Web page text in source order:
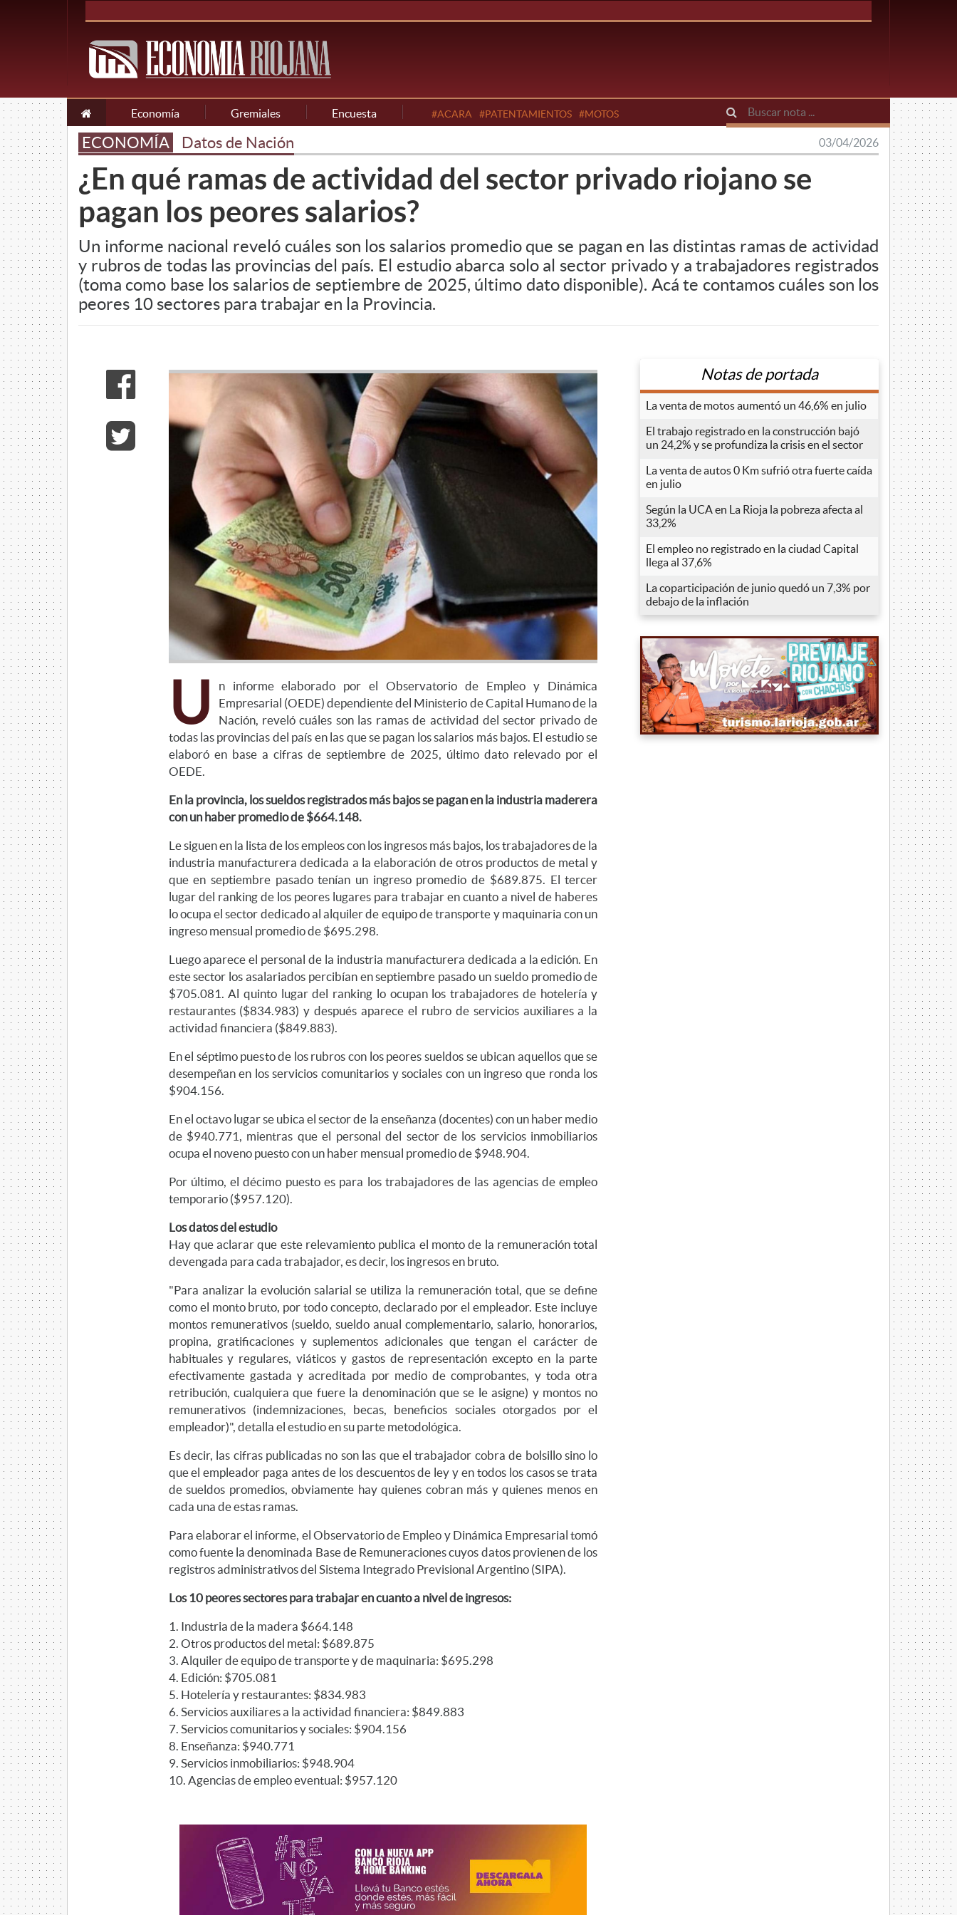
Economía Gremiales Encuesta #ACARA #PATENTAMIENTOS #MOTOS
ECONOMÍA Datos de Nación 03/04/2026
¿En qué ramas de actividad del sector privado riojano se
pagan los peores salarios?
Un informe nacional reveló cuáles son los salarios promedio que se pagan en las distintas ramas de actividad
y rubros de todas las provincias del país. El estudio abarca solo al sector privado y a trabajadores registrados
(toma como base los salarios de septiembre de 2025, último dato disponible). Acá te contamos cuáles son los
peores 10 sectores para trabajar en la Provincia.
U
n informe elaborado por el Observatorio de Empleo y Dinámica
Empresarial (OEDE) dependiente del Ministerio de Capital Humano de la
Nación, reveló cuáles son las ramas de actividad del sector privado de
todas las provincias del país en las que se pagan los salarios más bajos. El estudio se
elaboró en base a cifras de septiembre de 2025, último dato relevado por el
OEDE.
En la provincia, los sueldos registrados más bajos se pagan en la industria maderera
con un haber promedio de $664.148.
Le siguen en la lista de los empleos con los ingresos más bajos, los trabajadores de la
industria manufacturera dedicada a la elaboración de otros productos de metal y
que en septiembre pasado tenían un ingreso promedio de $689.875. El tercer
lugar del ranking de los peores lugares para trabajar en cuanto a nivel de haberes
lo ocupa el sector dedicado al alquiler de equipo de transporte y maquinaria con un
ingreso mensual promedio de $695.298.
Luego aparece el personal de la industria manufacturera dedicada a la edición. En
este sector los asalariados percibían en septiembre pasado un sueldo promedio de
$705.081. Al quinto lugar del ranking lo ocupan los trabajadores de hotelería y
restaurantes ($834.983) y después aparece el rubro de servicios auxiliares a la
actividad financiera ($849.883).
En el séptimo puesto de los rubros con los peores sueldos se ubican aquellos que se
desempeñan en los servicios comunitarios y sociales con un ingreso que ronda los
$904.156.
En el octavo lugar se ubica el sector de la enseñanza (docentes) con un haber medio
de $940.771, mientras que el personal del sector de los servicios inmobiliarios
ocupa el noveno puesto con un haber mensual promedio de $948.904.
Por último, el décimo puesto es para los trabajadores de las agencias de empleo
temporario ($957.120).
Los datos del estudio
Hay que aclarar que este relevamiento publica el monto de la remuneración total
devengada para cada trabajador, es decir, los ingresos en bruto.
"Para analizar la evolución salarial se utiliza la remuneración total, que se define
como el monto bruto, por todo concepto, declarado por el empleador. Este incluye
montos remunerativos (sueldo, sueldo anual complementario, salario, honorarios,
propina, gratificaciones y suplementos adicionales que tengan el carácter de
habituales y regulares, viáticos y gastos de representación excepto en la parte
efectivamente gastada y acreditada por medio de comprobantes, y toda otra
retribución, cualquiera que fuere la denominación que se le asigne) y montos no
remunerativos (indemnizaciones, becas, beneficios sociales otorgados por el
empleador)", detalla el estudio en su parte metodológica.
Es decir, las cifras publicadas no son las que el trabajador cobra de bolsillo sino lo
que el empleador paga antes de los descuentos de ley y en todos los casos se trata
de sueldos promedios, obviamente hay quienes cobran más y quienes menos en
cada una de estas ramas.
Para elaborar el informe, el Observatorio de Empleo y Dinámica Empresarial tomó
como fuente la denominada Base de Remuneraciones cuyos datos provienen de los
registros administrativos del Sistema Integrado Previsional Argentino (SIPA).
Los 10 peores sectores para trabajar en cuanto a nivel de ingresos:
1. Industria de la madera $664.148
2. Otros productos del metal: $689.875
3. Alquiler de equipo de transporte y de maquinaria: $695.298
4. Edición: $705.081
5. Hotelería y restaurantes: $834.983
6. Servicios auxiliares a la actividad financiera: $849.883
7. Servicios comunitarios y sociales: $904.156
8. Enseñanza: $940.771
9. Servicios inmobiliarios: $948.904
10. Agencias de empleo eventual: $957.120
Notas de portada
La venta de motos aumentó un 46,6% en julio
El trabajo registrado en la construcción bajó
un 24,2% y se profundiza la crisis en el sector
La venta de autos 0 Km sufrió otra fuerte caída
en julio
Según la UCA en La Rioja la pobreza afecta al
33,2%
El empleo no registrado en la ciudad Capital
llega al 37,6%
La coparticipación de junio quedó un 7,3% por
debajo de la inflación